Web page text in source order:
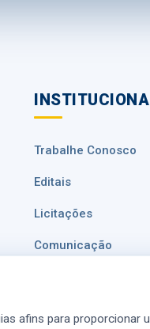
Trabalhe Conosco
Editais
Licitações
Comunicação
afins para proporcionar